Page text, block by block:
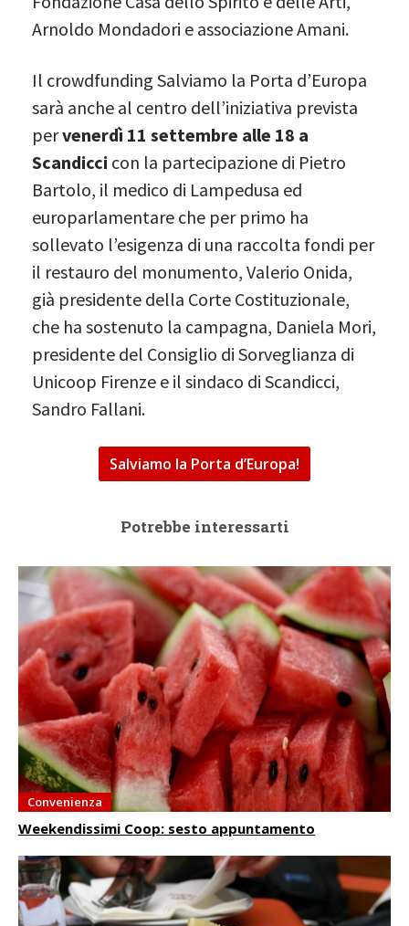
Arnoldo Mondadori e associazione Amani.
Il crowdfunding Salviamo la Porta d’Europa
sarà anche al centro dell’iniziativa prevista
pervenerdì 11 settembre alle 18 a
Scandicci con la partecipazione di Pietro
Bartolo, il medico di Lampedusa ed
europarlamentare che per primo ha
sollevato l’esigenza di una raccolta fondi per
il restauro del monumento, Valerio Onida,
già presidente della Corte Costituzionale,
che ha sostenuto la campagna, Daniela Mori,
presidente del Consiglio di Sorveglianza di
Unicoop Firenze e il sindaco di Scandicci,
Sandro Fallani.
Salviamo la Porta d’Europa!
Potrebbe interessarti
Convenienza
Weekendissimi Coop: sesto appuntamento